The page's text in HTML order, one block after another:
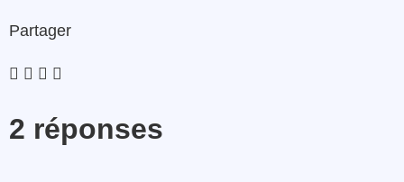
Partager
2 réponses